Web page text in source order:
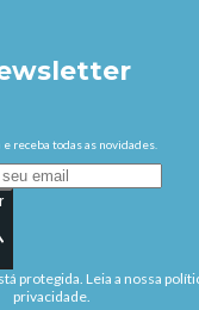
e receba todas as novidades.
protegida. Leia a nossa
privacidade.